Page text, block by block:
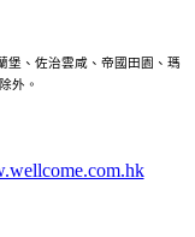
堡、佐治雲咸、帝國田園、瑪
外。